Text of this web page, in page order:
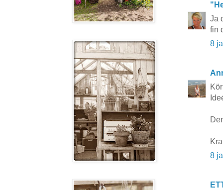
Ja
fin
8
8